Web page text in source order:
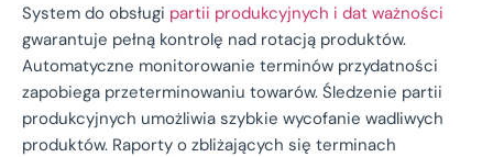
System do obsługi partii produkcyjnych i dat ważności
gwarantuje pełną kontrolę nad rotacją produktów.
Automatyczne monitorowanie terminów przydatności
zapobiega przeterminowaniu towarów. Śledzenie partii
produkcyjnych umożliwia szybkie wycofanie wadliwych
produktów. Raporty o zbliżających się terminach